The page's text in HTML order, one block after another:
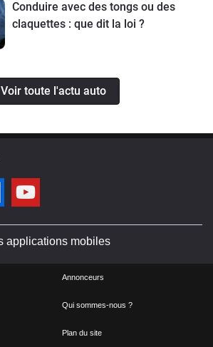
Conduire avec des tongs ou des
claquettes : que dit la loi ?
Voir toute l'actu auto
applications mobiles
Annonceurs
Qui sommes-nous ?
Plan du site